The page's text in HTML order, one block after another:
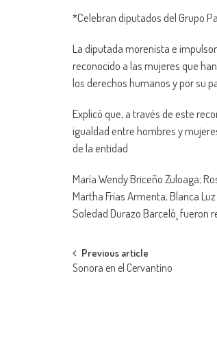
*Celebran diputados del Grupo
La diputada morenista e
reconocido a las mujeres que
los derechos humanos y por su
Explicó que, a través de este
igualdad entre hombres y
de la entidad.
María Wendy Briceño Zuloaga;
Martha Frías Armenta; Blanca
Soledad Durazo Barceló¸ fueron
Post
Previous article
Sonora en el Cervantino